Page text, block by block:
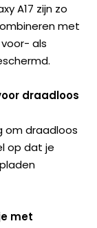
A17 zijn zo
met
als
draadloos
om draadloos
op dat je
met